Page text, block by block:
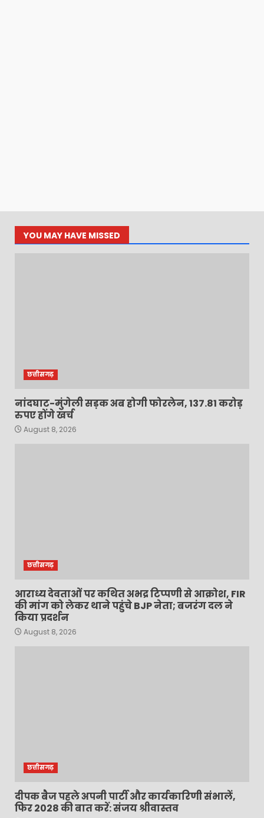
YOU MAY HAVE MISSED
छत्तीसगढ़
नांदघाट-मुंगेली सड़क अब होगी फोरलेन, 137.81 करोड़
रुपए होंगे खर्च
August 8, 2026
छत्तीसगढ़
आराध्य देवताओं पर कथित अभद्र टिप्पणी से आक्रोश, FIR
की मांग को लेकर थाने पहुंचे BJP नेता; बजरंग दल ने
किया प्रदर्शन
August 8, 2026
छत्तीसगढ़
दीपक बैज पहले अपनी पार्टी और कार्यकारिणी संभालें,
फिर 2028 की बात करें: संजय श्रीवास्तव